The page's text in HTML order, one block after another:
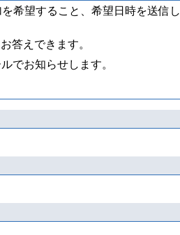
を希望すること、希望日時を送信し
答えできます。
でお知らせします。